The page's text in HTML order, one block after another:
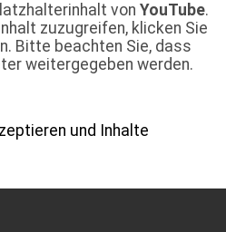
von YouTube.
zuzugreifen, klicken Sie
Bitte beachten Sie, dass
weitergegeben werden.
und Inhalte